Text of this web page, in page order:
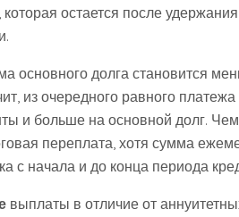
остается после
основного долга становится
из очередного равного
и больше на основной долг.
переплата, хотя сумма
с начала и до конца периода
выплаты в отличие от